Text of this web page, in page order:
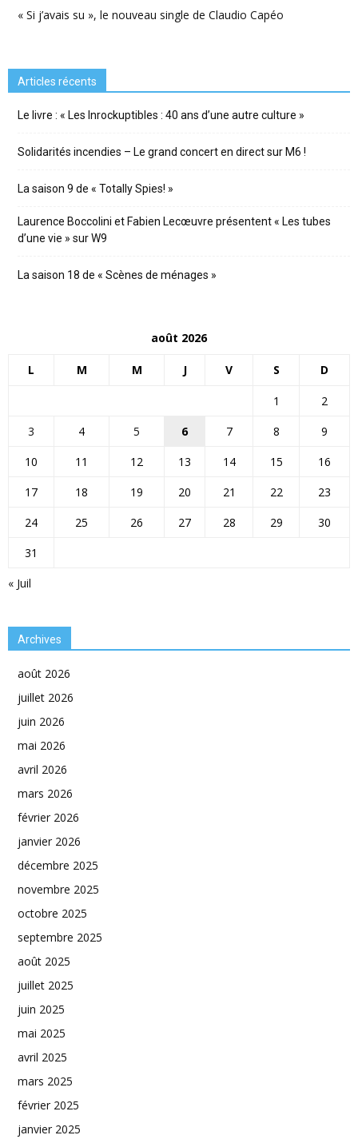
« Si j’avais su », le nouveau single de Claudio Capéo
Articles récents
Le livre : « Les Inrockuptibles : 40 ans d’une autre culture »
Solidarités incendies – Le grand concert en direct sur M6 !
La saison 9 de « Totally Spies! »
Laurence Boccolini et Fabien Lecœuvre présentent « Les tubes
d’une vie » sur W9
La saison 18 de « Scènes de ménages »
août 2026
L M M J V S D
« Juil
1
2
3
4 5 6 7 8
9
10
11 12 13 14 15
16
17
18 19 20 21 22
23
24
25 26 27 28 29
30
31
Archives
août 2026
juillet 2026
juin 2026
mai 2026
avril 2026
mars 2026
février 2026
janvier 2026
décembre 2025
novembre 2025
octobre 2025
septembre 2025
août 2025
juillet 2025
juin 2025
mai 2025
avril 2025
mars 2025
février 2025
janvier 2025